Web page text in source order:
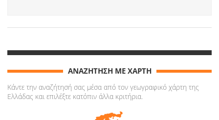
ΑΝΑΖΗΤΗΣΗ ΜΕ ΧΑΡΤΗ
Κάντε την αναζήτησή σας μέσα από τον γεωγραφικό χάρτη της
Ελλάδας και επιλέξτε κατόπιν άλλα κριτήρια.